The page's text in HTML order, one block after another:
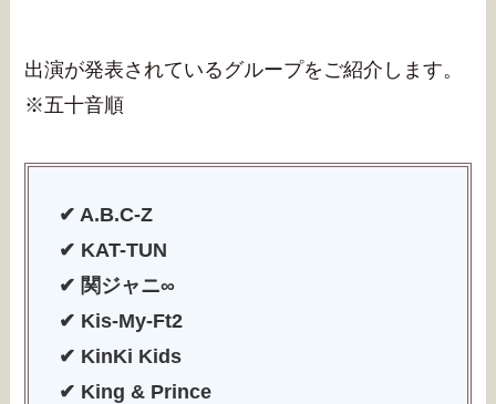
出演が発表されているグループをご紹介します。
※五十音順
✔︎ A.B.C-Z
✔︎ KAT-TUN
✔︎ 関ジャニ∞
✔︎ Kis-My-Ft2
✔︎ KinKi Kids
✔︎ King & Prince